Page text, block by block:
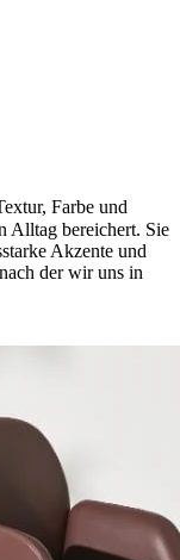
Farbe und
Alltag bereichert. Sie
Akzente und
der wir uns in